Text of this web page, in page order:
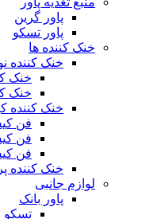
پاور گرین
پاور تسکو
خنک کننده ها
خنک کننده
خنک
خنک
خنک کننده
فن
فن
فن
خنک کننده
لوازم جانبی
پاور بانک
تسکو